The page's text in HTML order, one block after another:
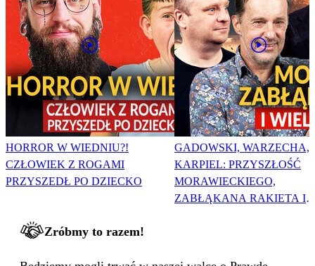
HORROR W WIEDNIU?!
CZŁOWIEK Z ROGAMI
PRZYSZEDŁ PO DZIECKO
GADOWSKI, WARZECHA,
KARPIEL: PRZYSZŁOŚĆ
MORAWIECKIEGO,
ZABŁĄKANA RAKIETA I
Zróbmy to razem!